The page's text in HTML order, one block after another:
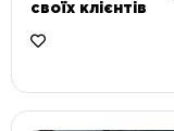
своїх клієнтів